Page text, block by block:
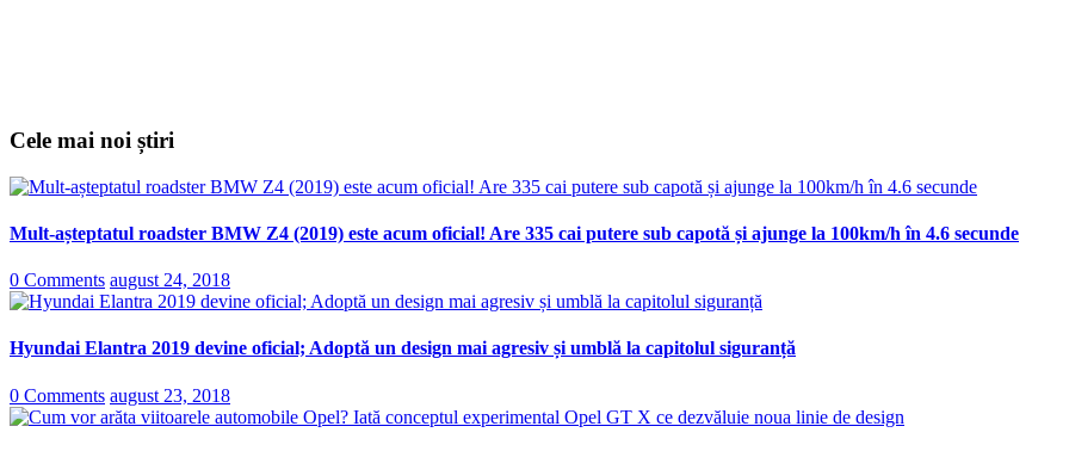
Cele mai noi știri
Mult-așteptatul roadster BMW Z4 (2019) este acum oficial! Are 335 cai putere sub capotă și ajunge la 100km/h în 4.6 secunde
0 Comments august 24, 2018
Hyundai Elantra 2019 devine oficial; Adoptă un design mai agresiv și umblă la capitolul siguranță
0 Comments august 23, 2018